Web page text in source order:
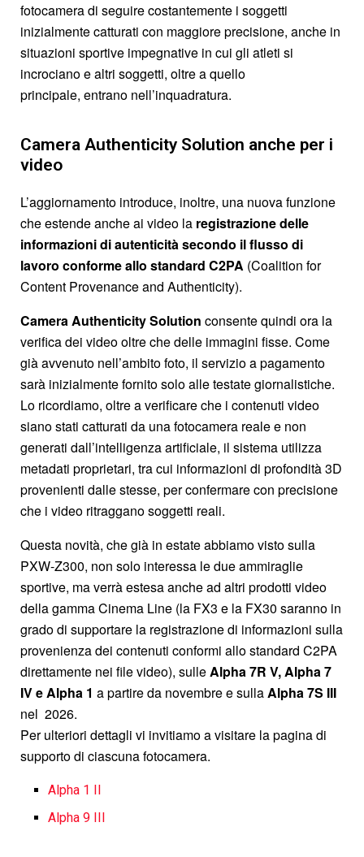
fotocamera di seguire costantemente i soggetti
inizialmente catturati con maggiore precisione, anche in
situazioni sportive impegnative in cui gli atleti si
incrociano e altri soggetti, oltre a quello
principale, entrano nell’inquadratura.
Camera Authenticity Solution anche per i
video
L’aggiornamento introduce, inoltre, una nuova funzione
che estende anche ai video la registrazione delle
informazioni di autenticità secondo il flusso di
lavoro conforme allo standard C2PA (Coalition for
Content Provenance and Authenticity).
Camera Authenticity Solution consente quindi ora la
verifica dei video oltre che delle immagini fisse. Come
già avvenuto nell’ambito foto, il servizio a pagamento
sarà inizialmente fornito solo alle testate giornalistiche.
Lo ricordiamo, oltre a verificare che i contenuti video
siano stati catturati da una fotocamera reale e non
generati dall’intelligenza artificiale, il sistema utilizza
metadati proprietari, tra cui informazioni di profondità 3D
provenienti dalle stesse, per confermare con precisione
che i video ritraggano soggetti reali.
Questa novità, che già in estate abbiamo visto sulla
PXW-Z300, non solo interessa le due ammiraglie
sportive, ma verrà estesa anche ad altri prodotti video
della gamma Cinema Line (la FX3 e la FX30 saranno in
grado di supportare la registrazione di informazioni sulla
provenienza dei contenuti conformi allo standard C2PA
direttamente nei file video), sulleAlpha 7R V, Alpha 7
IV e Alpha 1 a partire da novembre e sullaAlpha 7S III
nel 2026.
Per ulteriori dettagli vi invitiamo a visitare la pagina di
supporto di ciascuna fotocamera.
Alpha 1 II
Alpha 9 III